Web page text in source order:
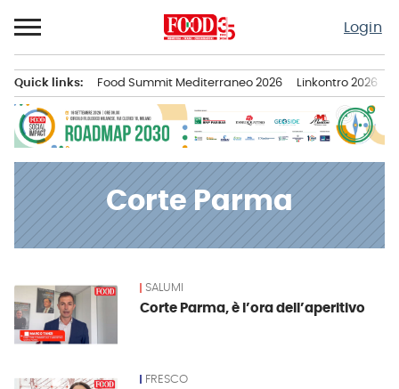
al
contenuto
Login
principale
Quick links: Food Summit Mediterraneo 2026 Linkontro 2026
Corte Parma
News SALUMI
Corte Parma, è l’ora dell’aperitivo
FRESCO